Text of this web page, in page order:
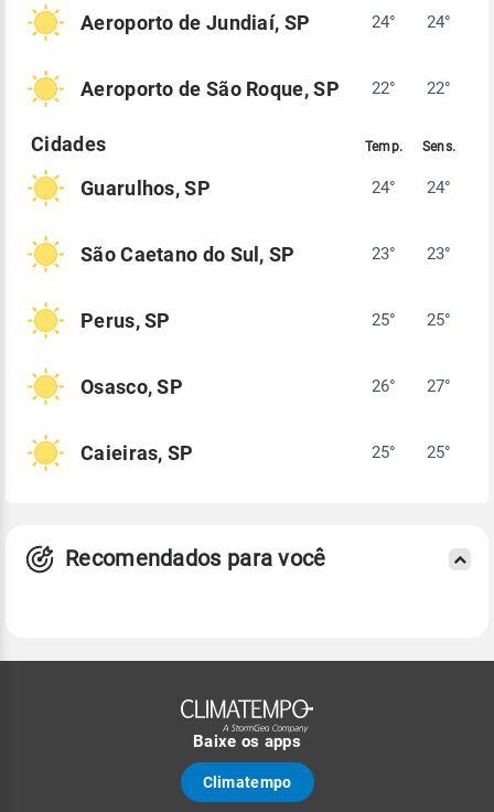
Aeroporto de Jundiaí, SP 24° 24°
Aeroporto de São Roque, SP 22° 22°
Guarulhos, SP 24° 24°
São Caetano do Sul, SP 23° 23°
Perus, SP 25° 25°
Osasco, SP 26° 27°
Caieiras, SP 25° 25°
Recomendados para você
Baixe os apps
Climatempo